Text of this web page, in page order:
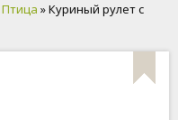
Птица » Куриный рулет с